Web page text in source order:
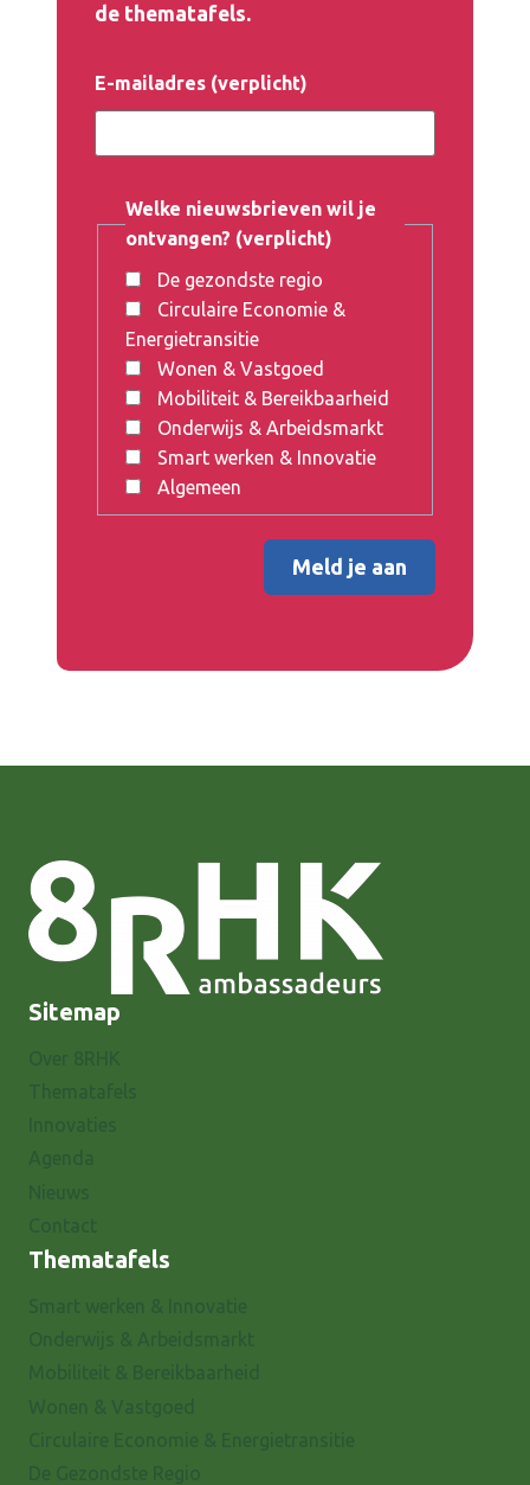
de thematafels.
E-mailadres (verplicht)
Welke nieuwsbrieven wil je
ontvangen? (verplicht)
De gezondste regio
Circulaire Economie &
Energietransitie
Wonen & Vastgoed
Mobiliteit & Bereikbaarheid
Onderwijs & Arbeidsmarkt
Smart werken & Innovatie
Algemeen
Sitemap
Thematafels